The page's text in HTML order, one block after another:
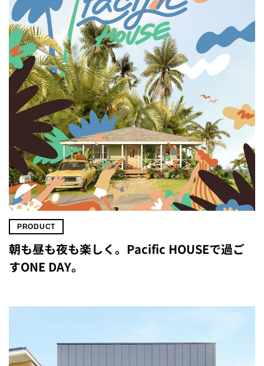
PRODUCT
朝も昼も夜も楽しく。Pacific HOUSEで過ご
すONE DAY。